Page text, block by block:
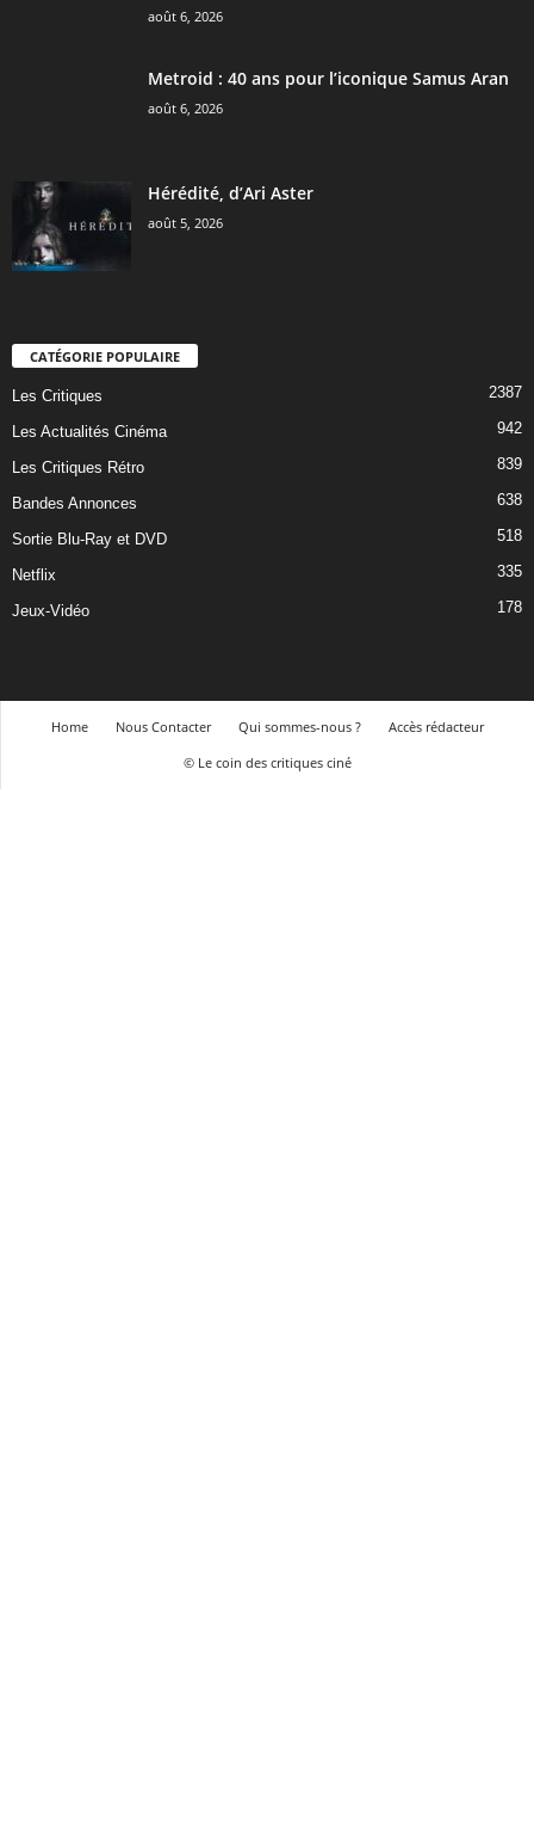
août 6, 2026
Metroid : 40 ans pour l’iconique Samus Aran
août 6, 2026
Hérédité, d’Ari Aster
août 5, 2026
CATÉGORIE POPULAIRE
Les Critiques 2387
Les Actualités Cinéma 942
Les Critiques Rétro 839
Bandes Annonces 638
Sortie Blu-Ray et DVD 518
Netflix 335
Jeux-Vidéo 178
Home Nous Contacter Qui sommes-nous ?
Accès rédacteur
© Le coin des critiques ciné